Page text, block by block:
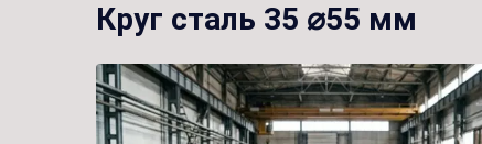
Круг сталь 35 ⌀55 мм